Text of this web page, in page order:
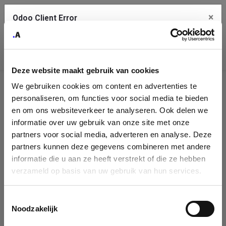
Deze website maakt gebruik van cookies
We gebruiken cookies om content en advertenties te
personaliseren, om functies voor social media te bieden
en om ons websiteverkeer te analyseren. Ook delen we
informatie over uw gebruik van onze site met onze
partners voor social media, adverteren en analyse. Deze
partners kunnen deze gegevens combineren met andere
informatie die u aan ze heeft verstrekt of die ze hebben
verzameld op basis van uw gebruik van hun services.
Noodzakelijk
Company
Identification
Please fill in your company details
You can search a company in our database by name, VAT or
enterprise ID. When a company is selected it will auto-complete the
form. If you don't find your company in our database, you can create
Odoo Client Error ×
service.
See details
Ok